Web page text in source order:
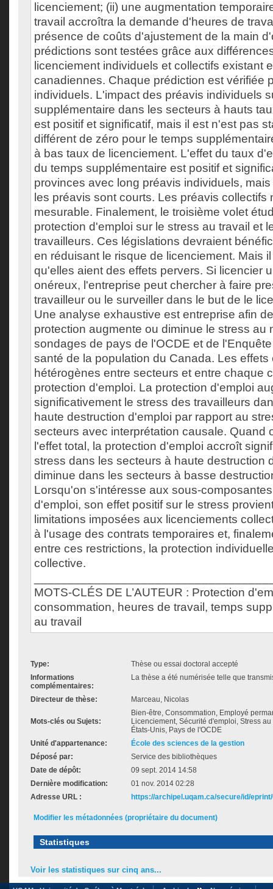
licenciement; (ii) une augmentation
travail accroîtra la demande d'heures de
présence de coûts d'ajustement de la main
prédictions sont testées grâce aux
licenciement individuels et collectifs existant
canadiennes. Chaque prédiction est vérifiée
individuels. L'impact des préavis individuels
supplémentaire dans les secteurs à hauts
est positif et significatif, mais il est n'est pas
différent de zéro pour le temps
à bas taux de licenciement. L'effet du taux
du temps supplémentaire est positif et
provinces avec long préavis individuels,
les préavis sont courts. Les préavis collectifs
mesurable. Finalement, le troisième volet
protection d'emploi sur le stress au travail et
travailleurs. Ces législations devraient
en réduisant le risque de licenciement. Mais
qu'elles aient des effets pervers. Si licencier
onéreux, l'entreprise peut chercher à faire
travailleur ou le surveiller dans le but de le
Une analyse exhaustive est entreprise afin
protection augmente ou diminue le stress au
sondages de pays de l'OCDE et de
santé de la population du Canada. Les effets
hétérogènes entre secteurs et entre chaque
protection d'emploi. La protection d'emploi
significativement le stress des travailleurs
haute destruction d'emploi par rapport au
secteurs avec interprétation causale. Quand
l'effet total, la protection d'emploi accroît
stress dans les secteurs à haute destruction
diminue dans les secteurs à basse
Lorsqu'on s'intéresse aux sous-
d'emploi, son effet positif sur le stress
limitations imposées aux licenciements
à l'usage des contrats temporaires et,
entre ces restrictions, la protection
collective.
MOTS-CLÉS DE L’AUTEUR : Protection
consommation, heures de travail, temps
au travail
Type:
Thèse ou essai doctoral accepté
Informations
complémentaires:
La thèse a été numérisée telle que
Directeur de thèse: Marceau, Nicolas
Mots-clés ou Sujets:
Bien-être, Consommation, Employé
Licenciement, Sécurité d'emploi, Stress
États-Unis, Pays de l'OCDE
Unité d'appartenance:
École des sciences de la gestion
Déposé par:
Service des bibliothèques
Date de dépôt:
09 sept. 2014 14:58
Dernière modification:
01 nov. 2014 02:28
Adresse URL :
https://archipel.uqam.ca/secure/id/
Modifier les métadonnées (propriétaire du document)
Statistiques
Voir les statistiques sur cinq ans...